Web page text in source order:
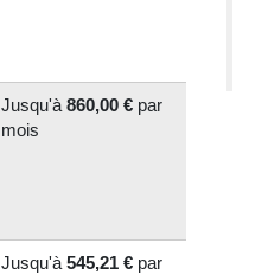
Jusqu'à 860,00 € par
mois
Jusqu'à 545,21 € par